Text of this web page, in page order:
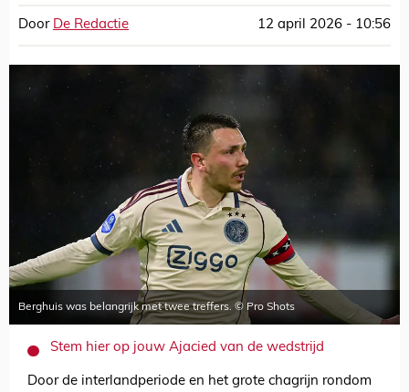
Door De Redactie 12 april 2026 - 10:56
Berghuis was belangrijk met twee treffers. © Pro Shots
Stem hier op jouw Ajacied van de wedstrijd
Door de interlandperiode en het grote chagrijn rondom